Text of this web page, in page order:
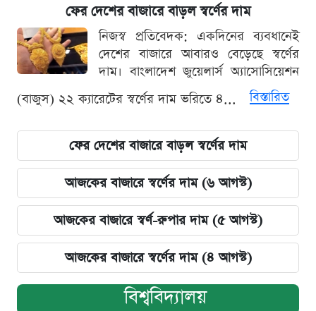
ফের দেশের বাজারে বাড়ল স্বর্ণের দাম
নিজস্ব প্রতিবেদক: একদিনের ব্যবধানেই
দেশের বাজারে আবারও বেড়েছে স্বর্ণের
দাম। বাংলাদেশ জুয়েলার্স অ্যাসোসিয়েশন
(বাজুস) ২২ ক্যারেটের স্বর্ণের দাম ভরিতে ৪...
বিস্তারিত
ফের দেশের বাজারে বাড়ল স্বর্ণের দাম
আজকের বাজারে স্বর্ণের দাম (৬ আগস্ট)
আজকের বাজারে স্বর্ণ-রুপার দাম (৫ আগস্ট)
আজকের বাজারে স্বর্ণের দাম (৪ আগস্ট)
বিশ্ববিদ্যালয়